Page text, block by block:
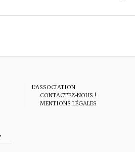
L’ASSOCIATION
CONTACTEZ-NOUS !
MENTIONS LÉGALES